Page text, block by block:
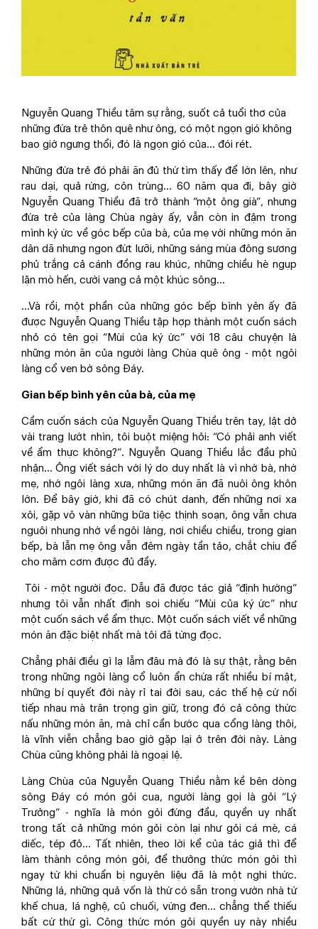
Nguyễn Quang Thiều tâm sự rằng, suốt cả tuổi thơ của
những đứa trẻ thôn quê như ông, có một ngọn gió không
bao giờ ngưng thổi, đó là ngọn gió của… đói rét.
Những đứa trẻ đó phải ăn đủ thứ tìm thấy để lớn lên, như
rau dại, quả rừng, côn trùng… 60 năm qua đi, bây giờ
Nguyễn Quang Thiều đã trở thành “một ông già”, nhưng
đứa trẻ của làng Chùa ngày ấy, vẫn còn in đậm trong
mình ký ức về góc bếp của bà, của mẹ với những món ăn
dân dã nhưng ngon đứt lưỡi, những sáng mùa đông sương
phủ trắng cả cánh đồng rau khúc, những chiều hè ngụp
lặn mò hến, cười vang cả một khúc sông…
…Và rồi, một phần của những góc bếp bình yên ấy đã
được Nguyễn Quang Thiều tập hợp thành một cuốn sách
nhỏ có tên gọi “Mùi của ký ức” với 18 câu chuyện là
những món ăn của người làng Chùa quê ông - một ngôi
làng cổ ven bờ sông Đáy.
Gian bếp bình yên của bà, của mẹ
Cầm cuốn sách của Nguyễn Quang Thiều trên tay, lật dở
vài trang lướt nhìn, tôi buột miệng hỏi: “Có phải anh viết
về ẩm thực không?”. Nguyễn Quang Thiều lắc đầu phủ
nhận... Ông viết sách với lý do duy nhất là vì nhớ bà, nhớ
mẹ, nhớ ngôi làng xưa, những món ăn đã nuôi ông khôn
lớn. Để bây giờ, khi đã có chút danh, đến những nơi xa
xôi, gặp vô vàn những bữa tiệc thịnh soạn, ông vẫn chưa
nguôi nhung nhớ về ngôi làng, nơi chiều chiều, trong gian
bếp, bà lẫn mẹ ông vẫn đêm ngày tần tảo, chắt chiu để
cho mâm cơm được đủ đầy.
Tôi - một người đọc. Dẫu đã được tác giả “định hướng”
nhưng tôi vẫn nhất định soi chiếu “Mùi của ký ức” như
một cuốn sách về ẩm thực. Một cuốn sách viết về những
món ăn đặc biệt nhất mà tôi đã từng đọc.
Chẳng phải điều gì lạ lẫm đâu mà đó là sự thật, rằng bên
trong những ngôi làng cổ luôn ẩn chứa rất nhiều bí mật,
những bí quyết đời này rỉ tai đời sau, các thế hệ cứ nối
tiếp nhau mà trân trọng gìn giữ, trong đó cả công thức
nấu những món ăn, mà chỉ cần bước qua cổng làng thôi,
là vĩnh viễn chẳng bao giờ gặp lại ở trên đời này. Làng
Chùa cũng không phải là ngoại lệ.
Làng Chùa của Nguyễn Quang Thiều nằm kề bên dòng
sông Đáy có món gỏi cua, người làng gọi là gỏi “Lý
Trưởng” - nghĩa là món gỏi đứng đầu, quyền uy nhất
trong tất cả những món gỏi còn lại như gỏi cá mè, cá
diếc, tép đỏ… Tất nhiên, theo lời kể của tác giả thì để
làm thành công món gỏi, để thưởng thức món gỏi thì
ngay từ khi chuẩn bị nguyên liệu đã là một nghi thức.
Những lá, những quả vốn là thứ có sẵn trong vườn nhà từ
khế chua, lá nghệ, củ chuối, vừng đen… chẳng thể thiếu
bất cứ thứ gì. Công thức món gỏi quyền uy này nhiều